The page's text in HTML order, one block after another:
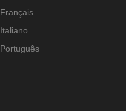
Français
Italiano
Português